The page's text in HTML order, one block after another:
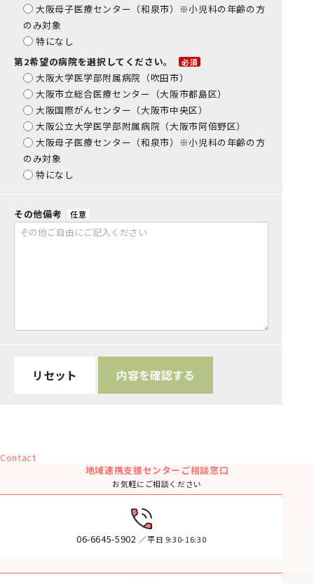
大阪母子医療センター（和泉市）※小児科の年齢の方
のみ対象
特になし
第2希望の病院を選択してください。
必須
大阪大学医学部附属病院（吹田市）
大阪市立総合医療センター（大阪市都島区）
大阪国際がんセンター（大阪市中央区）
大阪公立大学医学部附属病院（大阪市阿倍野区）
大阪母子医療センター（和泉市）※小児科の年齢の方
のみ対象
特になし
その他備考 任意
リセット
Contact
地域連携支援センターご相談窓口
お気軽にご相談ください
06-6645-5902 ／平日 9:30-16:30